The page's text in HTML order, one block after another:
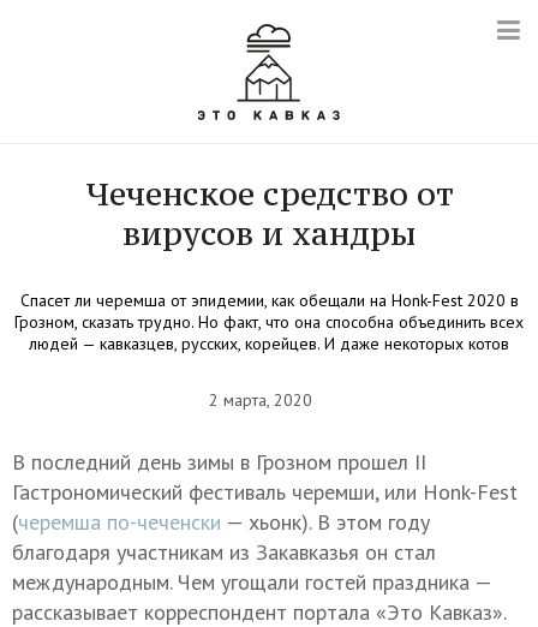
Чеченское средство от
вирусов и хандры
Спасет ли черемша от эпидемии, как обещали на Honk-Fest 2020 в
Грозном, сказать трудно. Но факт, что она способна объединить всех
людей — кавказцев, русских, корейцев. И даже некоторых котов
2 марта, 2020
В последний день зимы в Грозном прошел II
Гастрономический фестиваль черемши, или Honk-Fest
(черемша по-чеченски — хьонк). В этом году
благодаря участникам из Закавказья он стал
международным. Чем угощали гостей праздника —
рассказывает корреспондент портала «Это Кавказ».